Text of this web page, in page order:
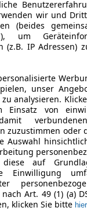
wir und
(beides
um
(z.B. IP Adressen)
unser
analysieren.
von
zuzustimmen oder
Auswahl
diese auf
Einwilligung
Art. 49 (1) (a)
klicken Sie bitte hier